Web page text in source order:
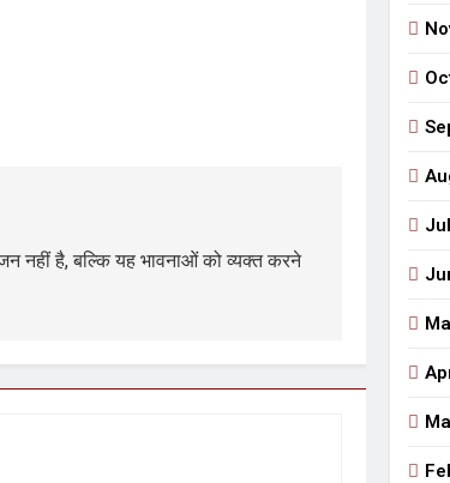
नहीं है, बल्कि यह भावनाओं को व्यक्त करने